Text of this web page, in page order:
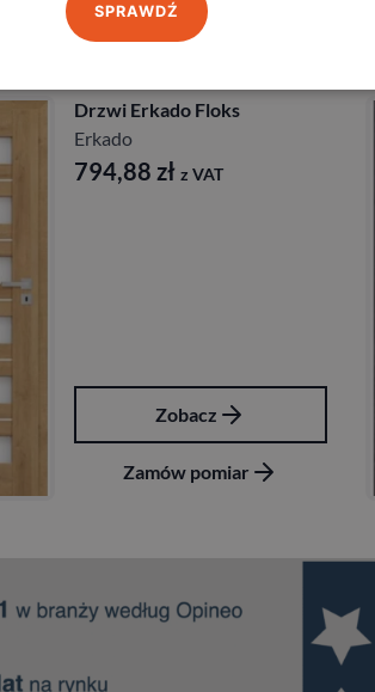
Produkty marki Erkado
Drzwi Erkado Kamelia
Erkado
724,68zł z VAT
Zobacz
Zamów pomiar
SPRAWDŹ